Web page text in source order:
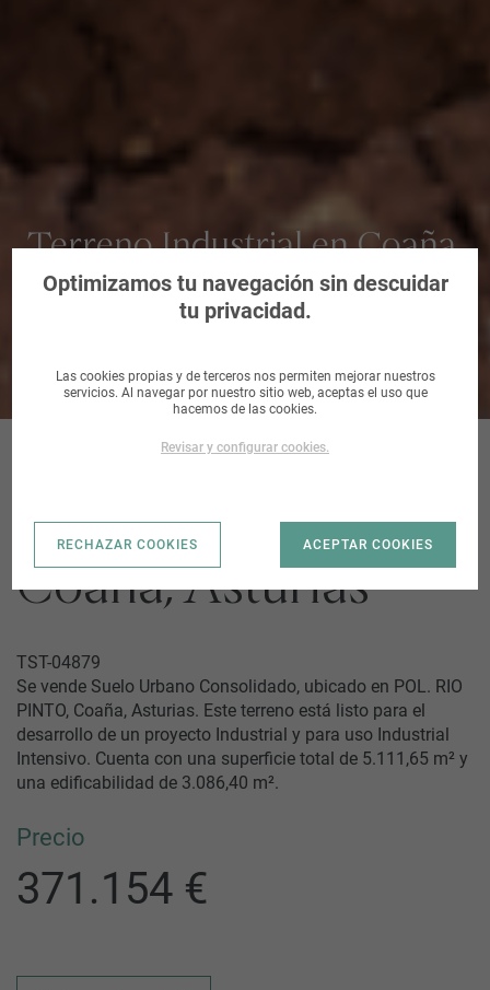
Terreno Industrial en Coaña,
Asturias
POL. RIO PINTO |
Coaña, Asturias
TST-04879
Se vende Suelo Urbano Consolidado, ubicado en POL. RIO
PINTO, Coaña, Asturias. Este terreno está listo para el
desarrollo de un proyecto Industrial y para uso Industrial
Intensivo. Cuenta con una superficie total de 5.111,65 m² y
una edificabilidad de 3.086,40 m².
Precio
371.154 €
Optimizamos tu navegación sin descuidar
tu privacidad.
Las cookies propias y de terceros nos permiten mejorar nuestros
servicios. Al navegar por nuestro sitio web, aceptas el uso que
hacemos de las cookies.
Revisar y configurar cookies.
RECHAZAR COOKIES ACEPTAR COOKIES